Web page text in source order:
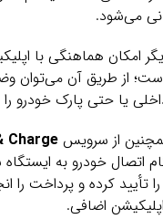
می‌شود.
امکان هماهنگی با
از طریق آن می‌توان
یا حتی پارک خودرو را
از سرویسCharge
اتصال خودرو به ایستگاه
کرده و پرداخت
اضافی.